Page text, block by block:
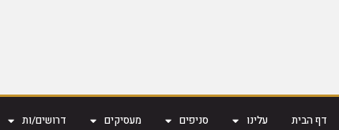
דף הבית עלינו סניפים מעסיקים דרושים/ות